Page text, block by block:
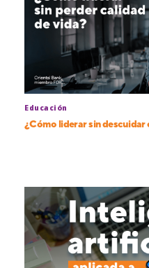
Educación
¿Cómo liderar sin descuidar